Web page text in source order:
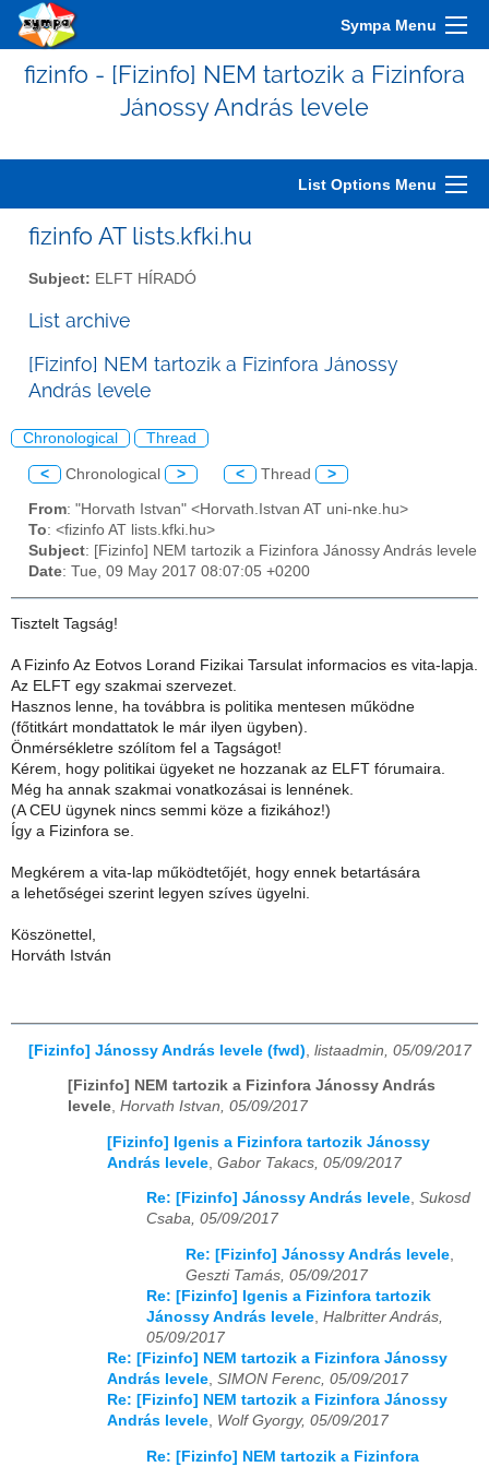
Sympa Menu
fizinfo - [Fizinfo] NEM tartozik a Fizinfora
Jánossy András levele
List Options Menu
fizinfo AT lists.kfki.hu
Subject: ELFT HÍRADÓ
List archive
[Fizinfo] NEM tartozik a Fizinfora Jánossy
András levele
Chronological Thread
< Chronological > < Thread >
From: "Horvath Istvan" <Horvath.Istvan AT uni-nke.hu>
To: <fizinfo AT lists.kfki.hu>
Subject: [Fizinfo] NEM tartozik a Fizinfora Jánossy András levele
Date: Tue, 09 May 2017 08:07:05 +0200
Tisztelt Tagság!
A Fizinfo Az Eotvos Lorand Fizikai Tarsulat informacios es vita-lapja.
Az ELFT egy szakmai szervezet.
Hasznos lenne, ha továbbra is politika mentesen működne
(főtitkárt mondattatok le már ilyen ügyben).
Önmérsékletre szólítom fel a Tagságot!
Kérem, hogy politikai ügyeket ne hozzanak az ELFT fórumaira.
Még ha annak szakmai vonatkozásai is lennének.
(A CEU ügynek nincs semmi köze a fizikához!)
Így a Fizinfora se.
Megkérem a vita-lap működtetőjét, hogy ennek betartására
a lehetőségei szerint legyen szíves ügyelni.
Köszönettel,
Horváth István
[Fizinfo] Jánossy András levele (fwd) listaadmin, 05/09/2017
[Fizinfo] NEM tartozik a Fizinfora Jánossy András
levele, Horvath Istvan, 05/09/2017
[Fizinfo] Igenis a Fizinfora tartozik Jánossy
András levele Gabor Takacs, 05/09/2017
Re: [Fizinfo] Jánossy András levele, Sukosd
Csaba, 05/09/2017
Re: [Fizinfo] Jánossy András levele
Geszti Tamás, 05/09/2017
Re: [Fizinfo] Igenis a Fizinfora tartozik
Jánossy András levele Halbritter András,
05/09/2017
Re: [Fizinfo] NEM tartozik a Fizinfora Jánossy
András levele SIMON Ferenc, 05/09/2017
Re: [Fizinfo] NEM tartozik a Fizinfora Jánossy
András levele Wolf Gyorgy, 05/09/2017
Re: [Fizinfo] NEM tartozik a Fizinfora